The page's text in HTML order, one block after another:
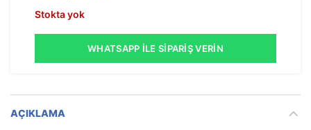
Stokta yok
WHATSAPP İLE SIPARIŞ VERIN
AÇIKLAMA